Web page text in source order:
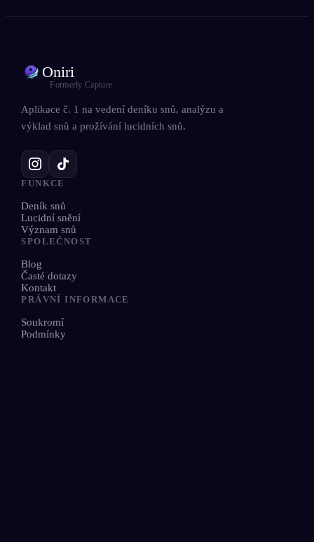
Oniri
Formerly Capture
Aplikace č. 1 na vedení deníku snů, analýzu a
výklad snů a prožívání lucidních snů.
FUNKCE
Deník snů
Lucidní snění
Význam snů
SPOLEČNOST
Blog
Časté dotazy
Kontakt
PRÁVNÍ INFORMACE
Soukromí
Podmínky